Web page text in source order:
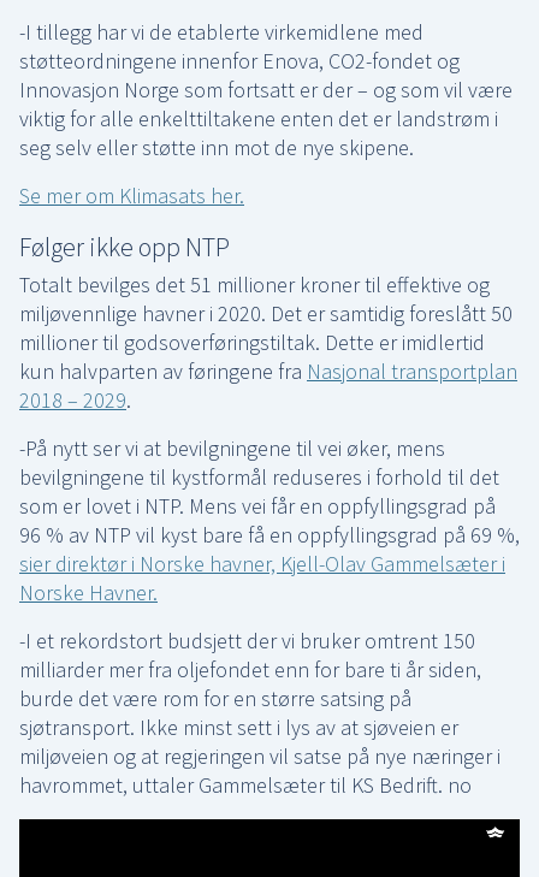
-I tillegg har vi de etablerte virkemidlene med
støtteordningene innenfor Enova, CO2-fondet og
Innovasjon Norge som fortsatt er der – og som vil være
viktig for alle enkelttiltakene enten det er landstrøm i
seg selv eller støtte inn mot de nye skipene.
Se mer om Klimasats her.
Følger ikke opp NTP
Totalt bevilges det 51 millioner kroner til effektive og
miljøvennlige havner i 2020. Det er samtidig foreslått 50
millioner til godsoverføringstiltak. Dette er imidlertid
kun halvparten av føringene fra Nasjonal transportplan
2018 – 2029.
-På nytt ser vi at bevilgningene til vei øker, mens
bevilgningene til kystformål reduseres i forhold til det
som er lovet i NTP. Mens vei får en oppfyllingsgrad på
96 % av NTP vil kyst bare få en oppfyllingsgrad på 69 %,
sier direktør i Norske havner, Kjell-Olav Gammelsæter i
Norske Havner.
-I et rekordstort budsjett der vi bruker omtrent 150
milliarder mer fra oljefondet enn for bare ti år siden,
burde det være rom for en større satsing på
sjøtransport. Ikke minst sett i lys av at sjøveien er
miljøveien og at regjeringen vil satse på nye næringer i
havrommet, uttaler Gammelsæter til KS Bedrift. no